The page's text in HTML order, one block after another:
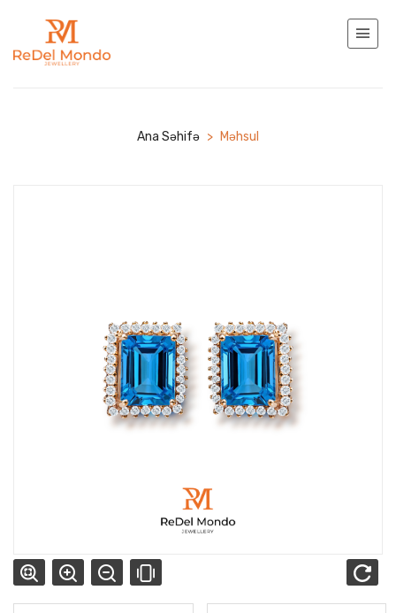
Ana Səhifə > Məhsul